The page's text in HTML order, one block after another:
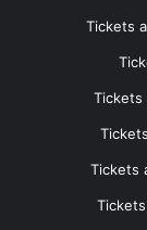
Tickets
Tickets
Tickets